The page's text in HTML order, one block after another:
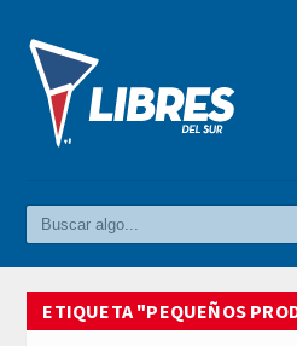
ETIQUETA "PEQUEÑOS